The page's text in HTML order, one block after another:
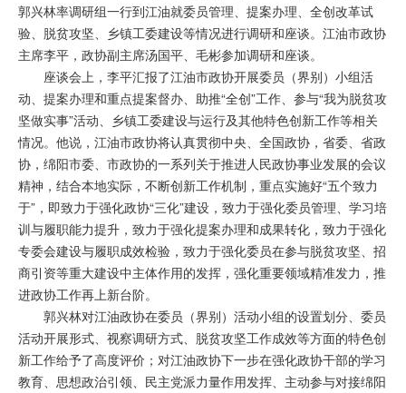
郭兴林率调研组一行到江油就委员管理、提案办理、全创改革试
验、脱贫攻坚、乡镇工委建设等情况进行调研和座谈。江油市政协
主席李平 ，政协副主席汤国平、 毛彬参加调研和座谈。
座谈会上，李平汇报了江油市政协开展委员（界别）小组活
动、提案办理和重点提案督办、助推“全创”工作、参与“我为脱贫攻
坚做实事”活动、乡镇工委建设与运行及其他特色创新工作等相关
情况。他说，江油市政协将认真贯彻中央、全国政协，省委、省政
协，绵阳市委、市政协的一系列关于推进人民政协事业发展的会议
精神，结合本地实际，不断创新工作机制，重点实施好“五个致力
于”，即致力于强化政协“三化”建设，致力于强化委员管理、学习培
训与履职能力提升，致力于强化提案办理和成果转化，致力于强化
专委会建设与履职成效检验，致力于强化委员在参与脱贫攻坚、招
商引资等重大建设中主体作用的发挥，强化重要领域精准发力，推
进政协工作再上新台阶。
郭兴林对江油政协在委员（界别）活动小组的设置划分、委员
活动开展形式、视察调研方式、脱贫攻坚工作成效等方面的特色创
新工作给予了高度评价；对江油政协下一步在强化政协干部的学习
教育、思想政治引领、民主党派力量作用发挥、主动参与对接绵阳